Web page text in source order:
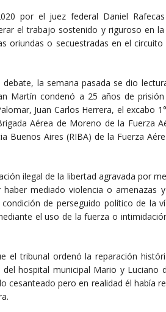
por el juez federal Daniel
el trabajo sostenido y riguroso en
oriundas o secuestradas en el circuito
la semana pasada se dio
Martín condenó a 25 años de
Juan Carlos Herrera, el excabo
Aérea de Moreno de la Fuerza
Buenos Aires (RIBA) de la Fuerza
ilegal de la libertad agravada por
mediado violencia o amenazas
de perseguido político de la
el uso de la fuerza o
el tribunal ordenó la reparación
hospital municipal Mario y Luciano
cesanteado pero en realidad él había